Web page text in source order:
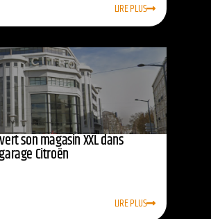
LIRE PLUS
son magasin XXL dans
Citroën
LIRE PLUS